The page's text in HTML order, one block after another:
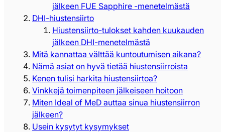
jälkeen FUE Sapphire -menetelmästä
DHI-hiustensiirto
Hiustensiirto-tulokset kahden kuukauden
jälkeen DHI-menetelmästä
Mitä kannattaa välttää kuntoutumisen aikana?
Nämä asiat on hyvä tietää hiustensiirroista
Kenen tulisi harkita hiustensiirtoa?
Vinkkejä toimenpiteen jälkeiseen hoitoon
Miten Ideal of MeD auttaa sinua hiustensiirron
jälkeen?
Usein kysytyt kysymykset